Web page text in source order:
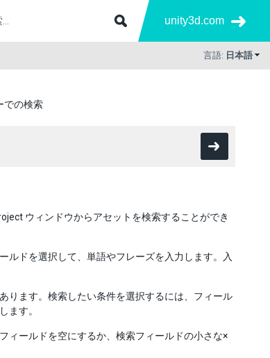
unity3d.com
言語: 日本語
での検索
ウィンドウからアセットを検索することができ
ルドを選択して、単語やフレーズを入力します。入
ります。検索したい条件を選択するには、フィール
ます。
ィールドを空にするか、検索フィールドの小さな×